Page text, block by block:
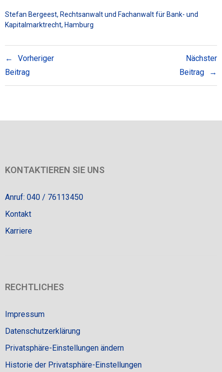
Stefan Bergeest, Rechtsanwalt und Fachanwalt für Bank- und
Kapitalmarktrecht, Hamburg
Vorheriger
Beitrag
Nächster
Beitrag
KONTAKTIEREN SIE UNS
Anruf: 040 / 76113450
Kontakt
Karriere
RECHTLICHES
Impressum
Datenschutzerklärung
Privatsphäre-Einstellungen ändern
Historie der Privatsphäre-Einstellungen